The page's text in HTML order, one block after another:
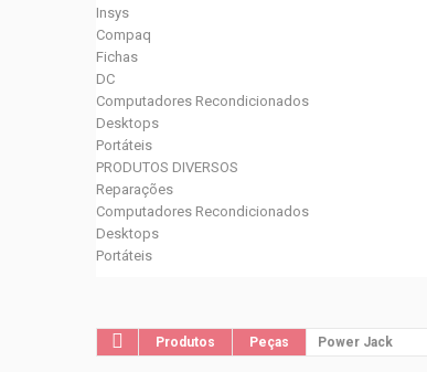
Insys
Compaq
Fichas
DC
Computadores Recondicionados
Desktops
Portáteis
PRODUTOS DIVERSOS
Reparações
Computadores Recondicionados
Desktops
Portáteis
Produtos Peças Power Jack